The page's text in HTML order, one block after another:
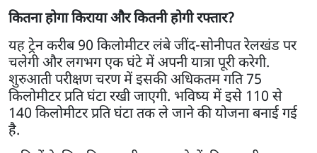
कितना होगा किराया और कितनी होगी रफ्तार?
यह ट्रेन करीब 90 किलोमीटर लंबे जींद-सोनीपत रेलखंड पर
चलेगी और लगभग एक घंटे में अपनी यात्रा पूरी करेगी.
शुरुआती परीक्षण चरण में इसकी अधिकतम गति 75
किलोमीटर प्रति घंटा रखी जाएगी. भविष्य में इसे 110 से
140 किलोमीटर प्रति घंटा तक ले जाने की योजना बनाई गई
है.